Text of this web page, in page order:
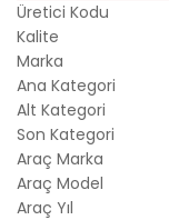
Üretici Kodu
Kalite
Marka
Ana Kategori
Alt Kategori
Son Kategori
Araç Marka
Araç Model
Araç Yıl